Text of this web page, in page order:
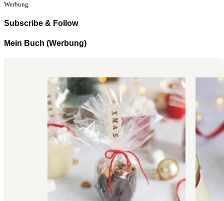
Werbung
Subscribe & Follow
Mein Buch (Werbung)